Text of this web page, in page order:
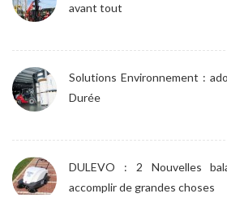
avant tout
Solutions Environnement :
Durée
DULEVO : 2 Nouvelles
accomplir de grandes choses